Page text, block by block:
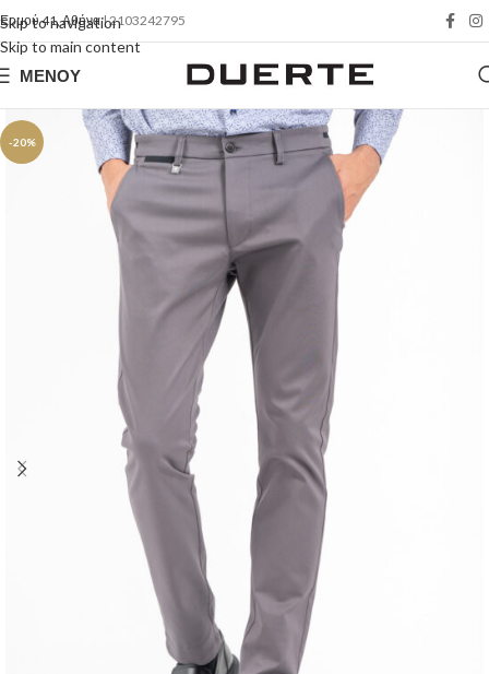
Skip to navigation
Skip to main content
Ερμού 41, Αθήνα| 2103242795
ΜΕΝΟΎ
-20%